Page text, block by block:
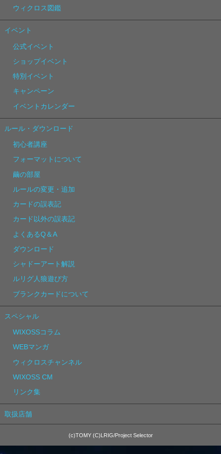
ウィクロス図鑑
イベント
公式イベント
ショップイベント
特別イベント
キャンペーン
イベントカレンダー
ルール・ダウンロード
初心者講座
フォーマットについて
繭の部屋
ルールの変更・追加
カードの誤表記
カード以外の誤表記
よくあるQ＆A
ダウンロード
シャドーアート解説
ルリグ人狼遊び方
ブランクカードについて
スペシャル
WIXOSSコラム
WEBマンガ
ウィクロスチャンネル
WIXOSS CM
リンク集
取扱店舗
(c)TOMY (C)LRIG/Project Selector